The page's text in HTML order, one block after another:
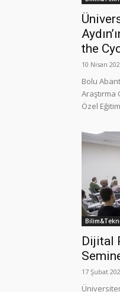
the
10 Nisan
Bolu
Araştırma
Özel
Dijital
17 Şubat